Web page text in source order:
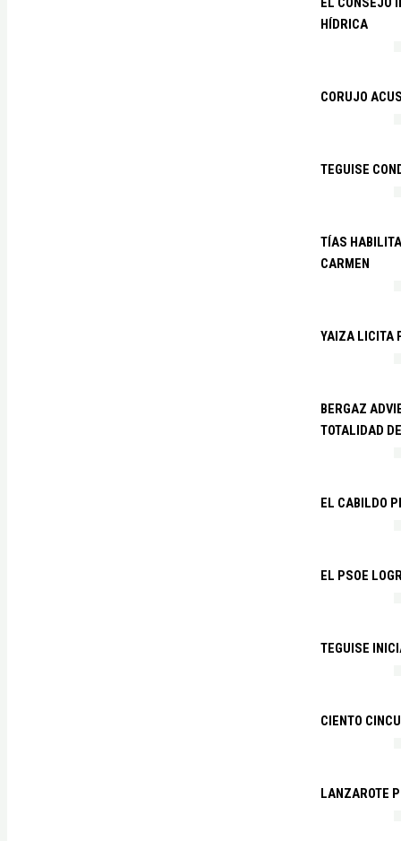
HÍDRICA
CORUJO
TEGUISE
TÍAS
CARMEN
YAIZA LICITA
BERGAZ
TOTALIDAD
EL CABILDO
EL PSOE
TEGUISE
CIENTO
LANZAROTE